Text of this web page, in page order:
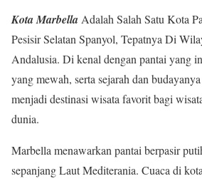
Kota Marbella Adalah Salah Satu Kota
Pesisir Selatan Spanyol, Tepatnya Di
Andalusia. Di kenal dengan pantai yang
yang mewah, serta sejarah dan
menjadi destinasi wisata favorit bagi
dunia.
Marbella menawarkan pantai berpasir
sepanjang Laut Mediterania. Cuaca di